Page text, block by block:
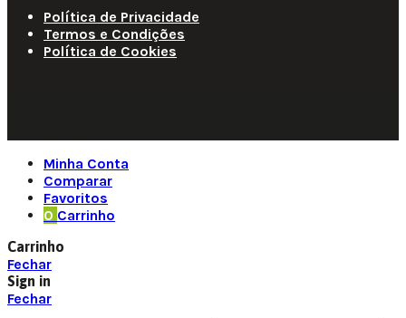
Política de Privacidade
Termos e Condições
Política de Cookies
Minha Conta
Comparar
Favoritos
0 Carrinho
Carrinho
Fechar
Sign in
Fechar